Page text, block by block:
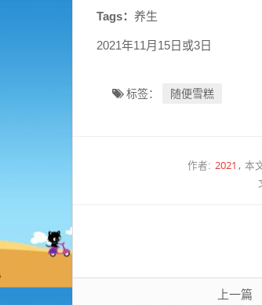
Tags： 养生
2021年11月15日或3日
标签： 随便雪糕
作者: 2021 本
上一篇